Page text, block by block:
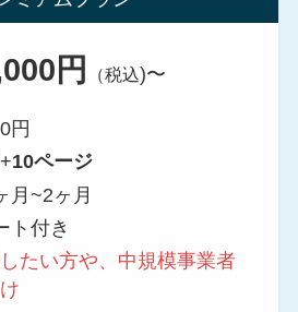
円 （税込)〜
円
10ページ
月~2ヶ月
ト付き
たい方や、中規模事業者